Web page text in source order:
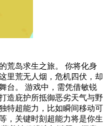
荒岛求生之旅。 你将化身
里荒无人烟，危机四伏，却
台。 游戏中，需凭借敏锐
造庇护所抵御恶劣天气与野
特超能力，比如瞬间移动可
，关键时刻超能力将是你生